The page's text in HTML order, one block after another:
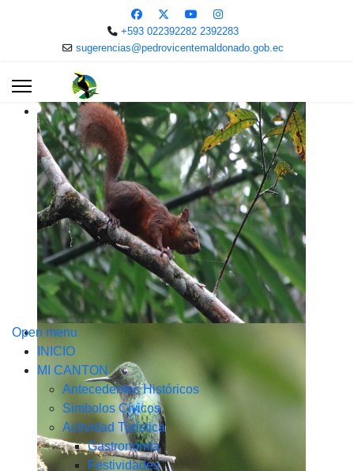
+593 022392282 2392283
sugerencias@pedrovicentemaldonado.gob.ec
Open menu
INICIO
MI CANTON
Antecedentes Históricos
Simbolos Cívicos
Actividad Turística
Gastronomía
Festividades